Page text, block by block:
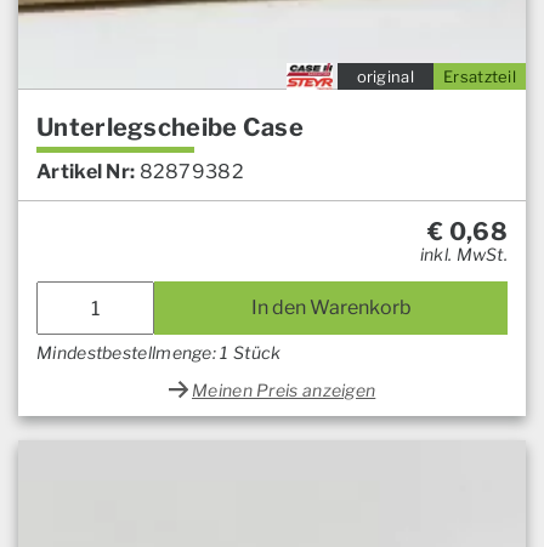
Ersatzteil
original
Unterlegscheibe Case
Artikel Nr: 82879382
€ 0,68
inkl. MwSt.
In den Warenkorb
Mindestbestellmenge: 1 Stück
Meinen Preis anzeigen